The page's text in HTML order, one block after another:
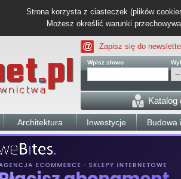
Strona korzysta z ciasteczek (plików
Możesz określić warunki
Zapisz się do
Wpisz słowo
Katalog
Architektura Inwestycje Budowa